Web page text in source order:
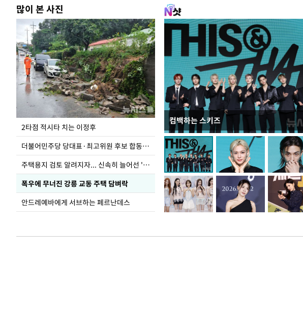
많이 본 사진
2타점 적시타 치는 이정후
더불어민주당 당대표·최고위원 후보 합동연설회
주택용지 검토 알려지자... 신속히 늘어선 '근조화환'
폭우에 무너진 강릉 교동 주택 담벼락
안드레예바에게 서브하는 페르난데스
컴백하는 스키즈
이번주 국회에는 무슨 일이? [뉴시스국회